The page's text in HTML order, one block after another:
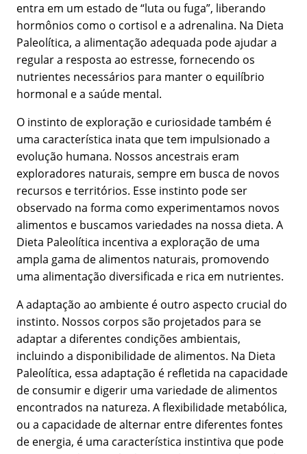
entra em um estado de “luta ou fuga”, liberando
hormônios como o cortisol e a adrenalina. Na Dieta
Paleolítica, a alimentação adequada pode ajudar a
regular a resposta ao estresse, fornecendo os
nutrientes necessários para manter o equilíbrio
hormonal e a saúde mental.
O instinto de exploração e curiosidade também é
uma característica inata que tem impulsionado a
evolução humana. Nossos ancestrais eram
exploradores naturais, sempre em busca de novos
recursos e territórios. Esse instinto pode ser
observado na forma como experimentamos novos
alimentos e buscamos variedades na nossa dieta. A
Dieta Paleolítica incentiva a exploração de uma
ampla gama de alimentos naturais, promovendo
uma alimentação diversificada e rica em nutrientes.
A adaptação ao ambiente é outro aspecto crucial do
instinto. Nossos corpos são projetados para se
adaptar a diferentes condições ambientais,
incluindo a disponibilidade de alimentos. Na Dieta
Paleolítica, essa adaptação é refletida na capacidade
de consumir e digerir uma variedade de alimentos
encontrados na natureza. A flexibilidade metabólica,
ou a capacidade de alternar entre diferentes fontes
de energia, é uma característica instintiva que pode